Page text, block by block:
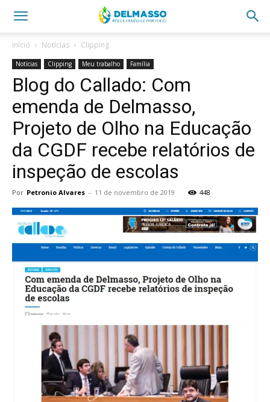
Início Notícias Clipping
Notícias Clipping Meu trabalho Família
Blog do Callado: Com
emenda de Delmasso,
Projeto de Olho na Educação
da CGDF recebe relatórios de
inspeção de escolas
Por Petronio Alvares - 11 de novembro de 2019 448